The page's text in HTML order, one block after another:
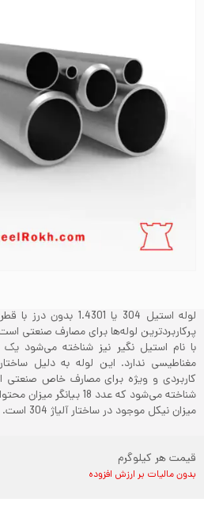
با نام استیل نگیر نیز شناخته می‌شود
مغناطیسی ندارد. این لوله به دلیل
میزان نیکل موجود در ساختار آلیاژ 304 است.
قیمت هر کیلوگرم
بدون مالیات بر ارزش افزوده